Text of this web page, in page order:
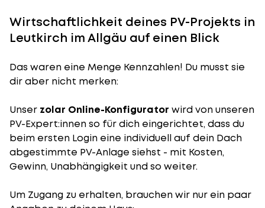
Wirtschaftlichkeit deines PV-Projekts in
Leutkirch im Allgäu auf einen Blick
Das waren eine Menge Kennzahlen! Du musst sie
dir aber nicht merken:
Unser zolar Online-Konfigurator wird von unseren
PV-Expert:innen so für dich eingerichtet, dass du
beim ersten Login eine individuell auf dein Dach
abgestimmte PV-Anlage siehst - mit Kosten,
Gewinn, Unabhängigkeit und so weiter.
Um Zugang zu erhalten, brauchen wir nur ein paar